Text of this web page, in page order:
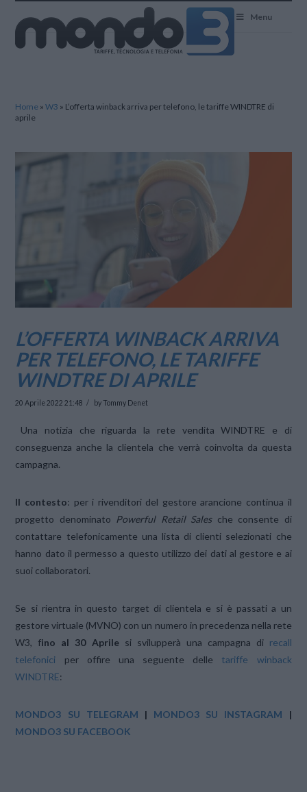
Menu
Home »W3 » L’offerta winback arriva per telefono, le tariffe WINDTRE di
aprile
L’OFFERTA WINBACK ARRIVA
PER TELEFONO, LE TARIFFE
WINDTRE DI APRILE
20 Aprile 2022 21:48 by Tommy Denet
Una notizia che riguarda la rete vendita WINDTRE e di
conseguenza anche la clientela che verrà coinvolta da questa
campagna.
Il contesto: per i rivenditori del gestore arancione continua il
progetto denominato Powerful Retail Salesche consente di
contattare telefonicamente una lista di clienti selezionati che
hanno dato il permesso a questo utilizzo dei dati al gestore e ai
suoi collaboratori.
Se si rientra in questo target di clientela e si è passati a un
gestore virtuale (MVNO) con un numero in precedenza nella rete
W3, fino al 30 Aprilesi svilupperà una campagna di recall
telefonici per offire una seguente delle tariffe winback
WINDTRE:
MONDO3 SU TELEGRAM | MONDO3 SU INSTAGRAM |
MONDO3 SU FACEBOOK